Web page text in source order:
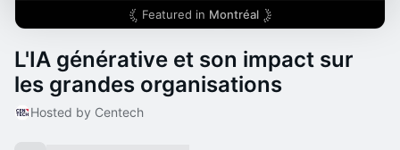
Featured in Montréal
L'IA générative et son impact sur
les grandes organisations
Hosted by Centech